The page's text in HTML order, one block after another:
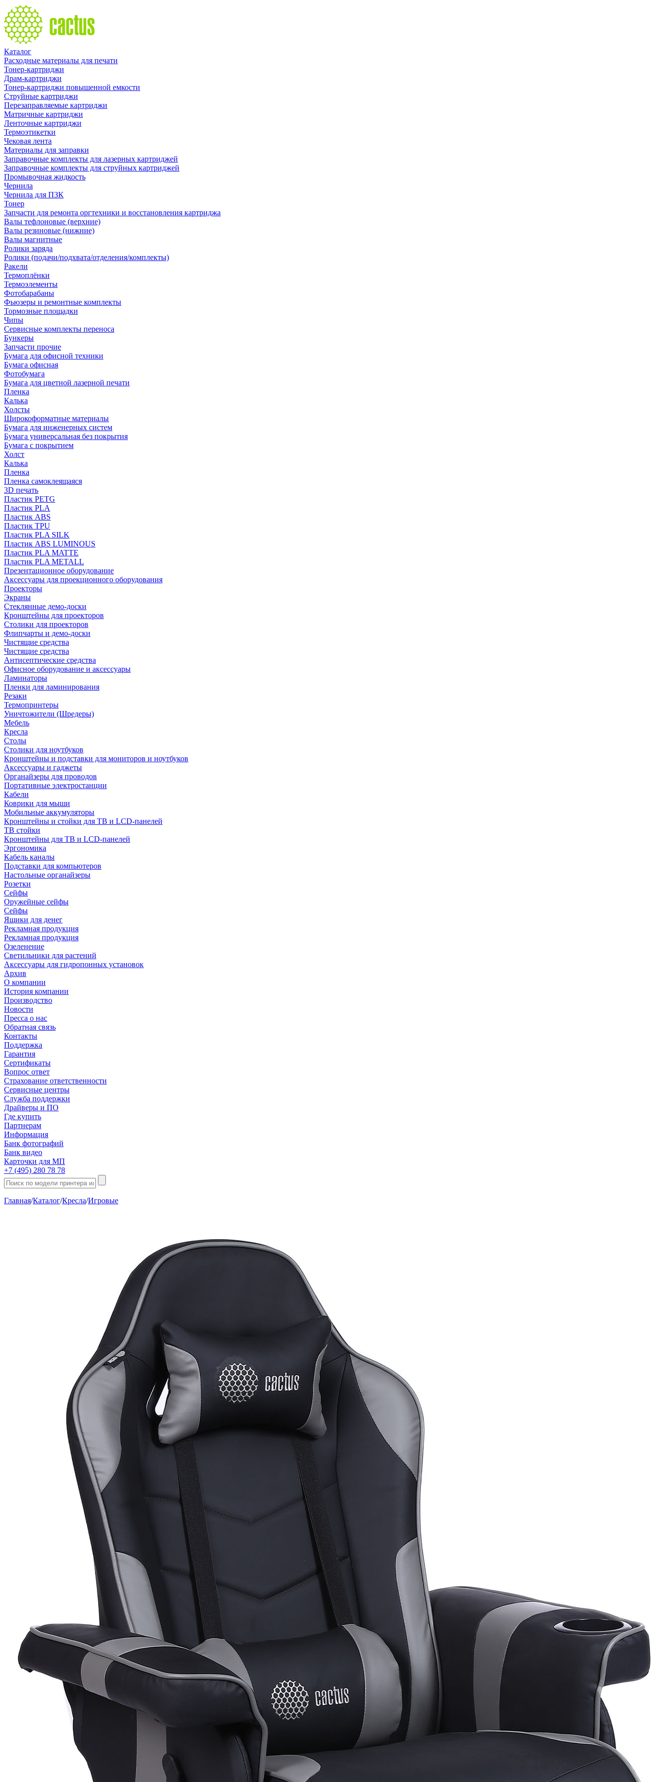
Каталог
Расходные материалы для печати
Тонер-картриджи
Драм-картриджи
Тонер-картриджи повышенной емкости
Струйные картриджи
Перезаправляемые картриджи
Матричные картриджи
Ленточные картриджи
Термоэтикетки
Чековая лента
Материалы для заправки
Заправочные комплекты для лазерных картриджей
Заправочные комплекты для струйных картриджей
Промывочная жидкость
Чернила
Чернила для ПЗК
Тонер
Запчасти для ремонта оргтехники и восстановления картриджа
Валы тефлоновые (верхние)
Валы резиновые (нижние)
Валы магнитные
Ролики заряда
Ролики (подачи/подхвата/отделения/комплекты)
Ракели
Термоплёнки
Термоэлементы
Фотобарабаны
Фьюзеры и ремонтные комплекты
Тормозные площадки
Чипы
Сервисные комплекты переноса
Бункеры
Запчасти прочие
Бумага для офисной техники
Бумага офисная
Фотобумага
Бумага для цветной лазерной печати
Пленка
Калька
Холсты
Широкоформатные материалы
Бумага для инженерных систем
Бумага универсальная без покрытия
Бумага с покрытием
Холст
Калька
Пленка
Пленка самоклеящаяся
3D печать
Пластик PETG
Пластик PLA
Пластик ABS
Пластик TPU
Пластик PLA SILK
Пластик ABS LUMINOUS
Пластик PLA MATTE
Пластик PLA METALL
Презентационное оборудование
Аксессуары для проекционного оборудования
Проекторы
Экраны
Стеклянные демо-доски
Кронштейны для проекторов
Столики для проекторов
Флипчарты и демо-доски
Чистящие средства
Чистящие средства
Антисептические средства
Офисное оборудование и аксессуары
Ламинаторы
Пленки для ламинирования
Резаки
Термопринтеры
Уничтожители (Шредеры)
Мебель
Кресла
Столы
Столики для ноутбуков
Кронштейны и подставки для мониторов и ноутбуков
Аксессуары и гаджеты
Органайзеры для проводов
Портативные электростанции
Кабели
Коврики для мыши
Мобильные аккумуляторы
Кронштейны и стойки для ТВ и LCD-панелей
ТВ стойки
Кронштейны для ТВ и LCD-панелей
Эргономика
Кабель каналы
Подставки для компьютеров
Настольные органайзеры
Розетки
Сейфы
Оружейные сейфы
Сейфы
Ящики для денег
Рекламная продукция
Рекламная продукция
Озеленение
Светильники для растений
Аксессуары для гидропонных установок
Архив
О компании
История компании
Производство
Новости
Пресса о нас
Обратная связь
Контакты
Поддержка
Гарантия
Сертификаты
Вопрос ответ
Страхование ответственности
Сервисные центры
Служба поддержки
Драйверы и ПО
Где купить
Партнерам
Информация
Банк фотографий
Банк видео
Карточки для МП
+7 (495) 280 78 78
Главная/Каталог/Кресла/Игровые